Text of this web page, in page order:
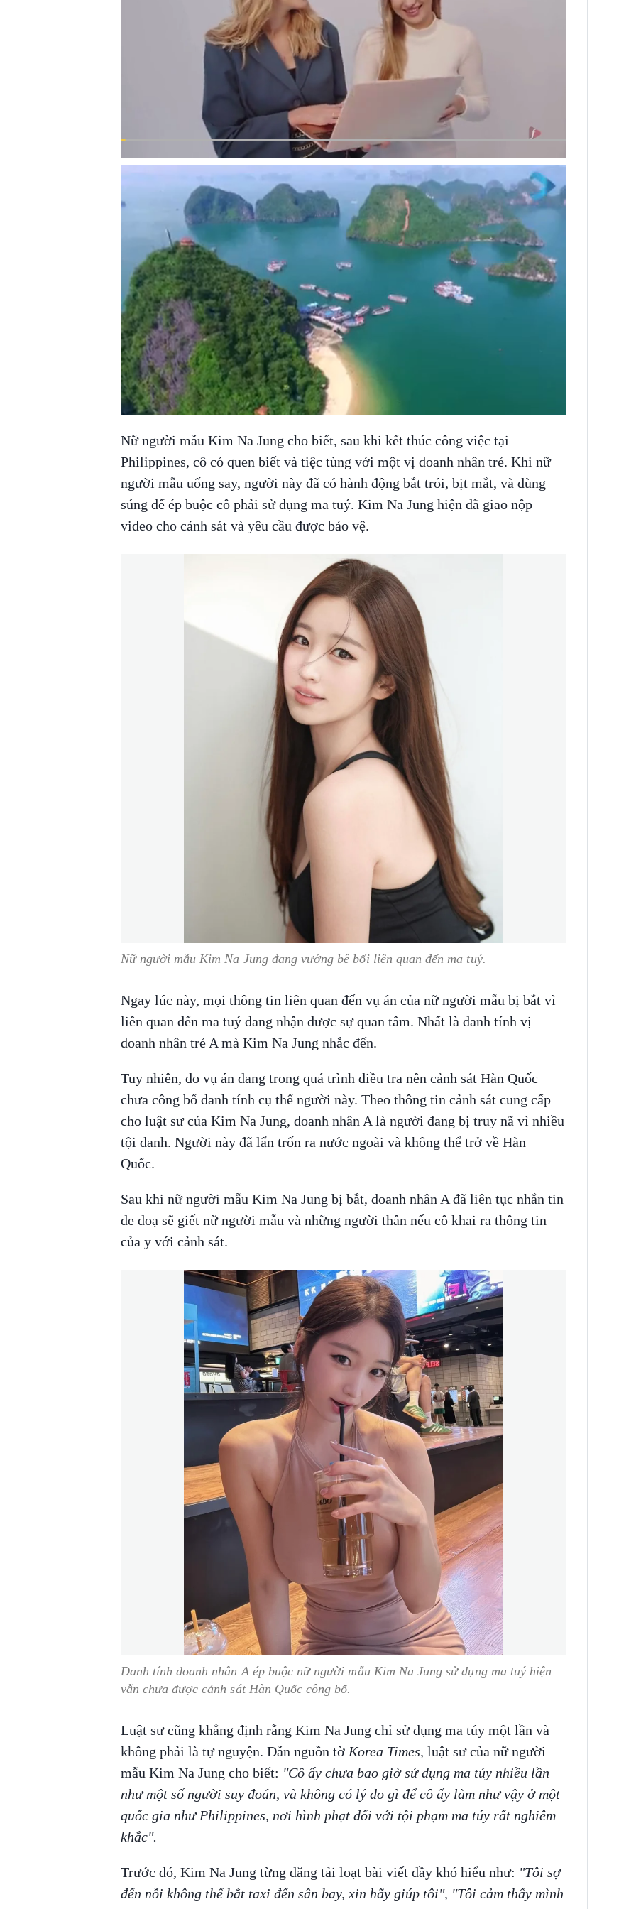
Next video in 3
Cancel
Nữ người mẫu Kim Na Jung cho biết, sau khi kết thúc công việc tại
Philippines, cô có quen biết và tiệc tùng với một vị doanh nhân trẻ. Khi nữ
người mẫu uống say, người này đã có hành động bắt trói, bịt mắt, và dùng
súng để ép buộc cô phải sử dụng ma tuý. Kim Na Jung hiện đã giao nộp
video cho cảnh sát và yêu cầu được bảo vệ.
Nữ người mẫu Kim Na Jung đang vướng bê bối liên quan đến ma tuý.
Ngay lúc này, mọi thông tin liên quan đến vụ án của nữ người mẫu bị bắt vì
liên quan đến ma tuý đang nhận được sự quan tâm. Nhất là danh tính vị
doanh nhân trẻ A mà Kim Na Jung nhắc đến.
Tuy nhiên, do vụ án đang trong quá trình điều tra nên cảnh sát Hàn Quốc
chưa công bố danh tính cụ thể người này. Theo thông tin cảnh sát cung cấp
cho luật sư của Kim Na Jung, doanh nhân A là người đang bị truy nã vì nhiều
tội danh. Người này đã lẩn trốn ra nước ngoài và không thể trở về Hàn
Quốc.
Sau khi nữ người mẫu Kim Na Jung bị bắt, doanh nhân A đã liên tục nhắn tin
đe doạ sẽ giết nữ người mẫu và những người thân nếu cô khai ra thông tin
của y với cảnh sát.
Danh tính doanh nhân A ép buộc nữ người mẫu Kim Na Jung sử dụng ma tuý hiện
vẫn chưa được cảnh sát Hàn Quốc công bố.
Luật sư cũng khẳng định rằng Kim Na Jung chỉ sử dụng ma túy một lần và
không phải là tự nguyện. Dẫn nguồn tờKorea Times, luật sư của nữ người
mẫu Kim Na Jung cho biết: "Cô ấy chưa bao giờ sử dụng ma túy nhiều lần
như một số người suy đoán, và không có lý do gì để cô ấy làm như vậy ở một
quốc gia như Philippines, nơi hình phạt đối với tội phạm ma túy rất nghiêm
khắc".
Trước đó, Kim Na Jung từng đăng tải loạt bài viết đầy khó hiểu như: "Tôi sợ
đến nỗi không thể bắt taxi đến sân bay, xin hãy giúp tôi", "Tôi cảm thấy mình